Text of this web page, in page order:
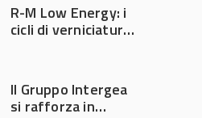
R-M Low Energy: i
cicli di verniciatura
tempi e costi in
carrozzeria
Il Gruppo Intergea
si rafforza in